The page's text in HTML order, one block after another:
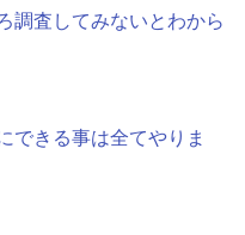
調査してみないとわから
できる事は全てやりま